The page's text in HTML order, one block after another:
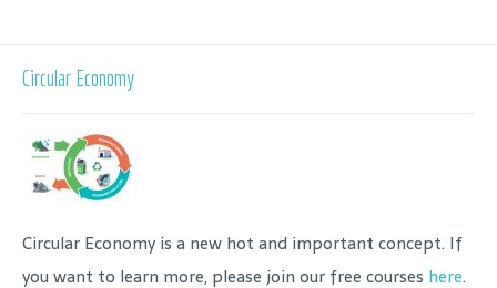
Circular Economy
Circular Economy is a new hot and important concept. If
you want to learn more, please join our free courses here.